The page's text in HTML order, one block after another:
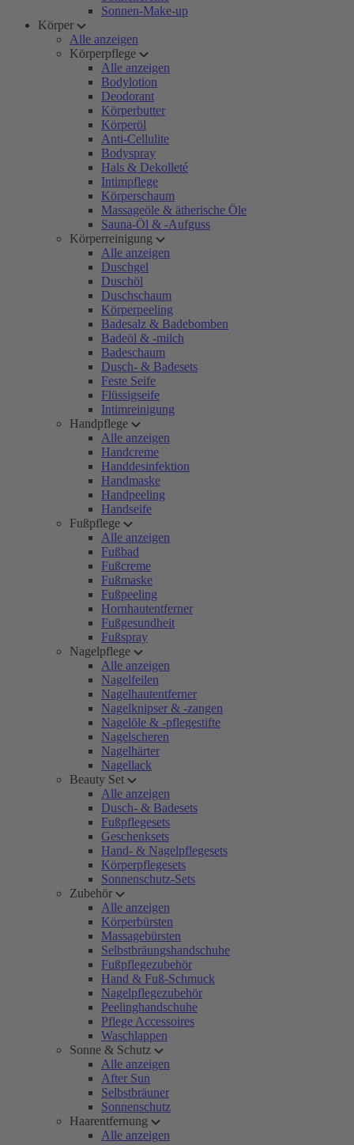
Sonnen-Make-up
Körper
Alle anzeigen
Körperpflege
Alle anzeigen
Bodylotion
Deodorant
Körperbutter
Körperöl
Anti-Cellulite
Bodyspray
Hals & Dekolleté
Intimpflege
Körperschaum
Massageöle & ätherische Öle
Sauna-Öl & -Aufguss
Körperreinigung
Alle anzeigen
Duschgel
Duschöl
Duschschaum
Körperpeeling
Badesalz & Badebomben
Badeöl & -milch
Badeschaum
Dusch- & Badesets
Feste Seife
Flüssigseife
Intimreinigung
Handpflege
Alle anzeigen
Handcreme
Handdesinfektion
Handmaske
Handpeeling
Handseife
Fußpflege
Alle anzeigen
Fußbad
Fußcreme
Fußmaske
Fußpeeling
Hornhautentferner
Fußgesundheit
Fußspray
Nagelpflege
Alle anzeigen
Nagelfeilen
Nagelhautentferner
Nagelknipser & -zangen
Nagelöle & -pflegestifte
Nagelscheren
Nagelhärter
Nagellack
Beauty Set
Alle anzeigen
Dusch- & Badesets
Fußpflegesets
Geschenksets
Hand- & Nagelpflegesets
Körperpflegesets
Sonnenschutz-Sets
Zubehör
Alle anzeigen
Körperbürsten
Massagebürsten
Selbstbräungshandschuhe
Fußpflegezubehör
Hand & Fuß-Schmuck
Nagelpflegezubehör
Peelinghandschuhe
Pflege Accessoires
Waschlappen
Sonne & Schutz
Alle anzeigen
After Sun
Selbstbräuner
Sonnenschutz
Haarentfernung
Alle anzeigen